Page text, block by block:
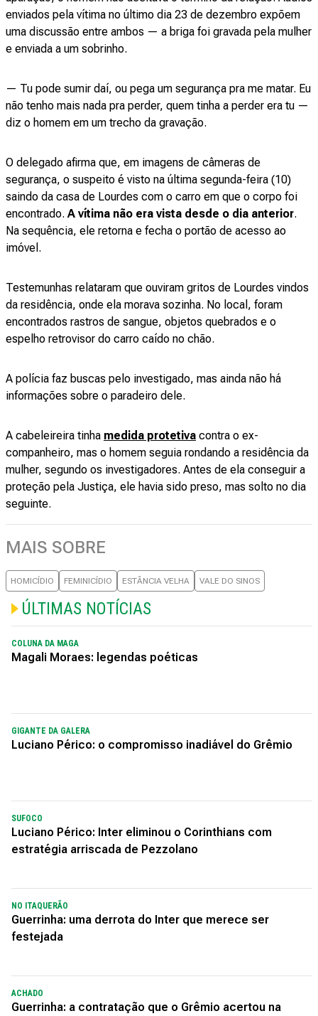
enviados pela vítima no último dia 23 de dezembro expõem
uma discussão entre ambos — a briga foi gravada pela mulher
e enviada a um sobrinho.
— Tu pode sumir daí, ou pega um segurança pra me matar. Eu
não tenho mais nada pra perder, quem tinha a perder era tu —
diz o homem em um trecho da gravação.
O delegado afirma que, em imagens de câmeras de
segurança, o suspeito é visto na última segunda-feira (10)
saindo da casa de Lourdes com o carro em que o corpo foi
encontrado. A vítima não era vista desde o dia anterior.
Na sequência, ele retorna e fecha o portão de acesso ao
imóvel.
Testemunhas relataram que ouviram gritos de Lourdes vindos
da residência, onde ela morava sozinha. No local, foram
encontrados rastros de sangue, objetos quebrados e o
espelho retrovisor do carro caído no chão.
A polícia faz buscas pelo investigado, mas ainda não há
informações sobre o paradeiro dele.
A cabeleireira tinha medida protetiva contra o ex-
companheiro, mas o homem seguia rondando a residência da
mulher, segundo os investigadores. Antes de ela conseguir a
proteção pela Justiça, ele havia sido preso, mas solto no dia
seguinte.
MAIS SOBRE
HOMICÍDIO FEMINICÍDIO ESTÂNCIA VELHA VALE DO SINOS
ÚLTIMAS NOTÍCIAS
COLUNA DA MAGA
Magali Moraes: legendas poéticas
GIGANTE DA GALERA
Luciano Périco: o compromisso inadiável do Grêmio
SUFOCO
Luciano Périco: Inter eliminou o Corinthians com
estratégia arriscada de Pezzolano
NO ITAQUERÃO
Guerrinha: uma derrota do Inter que merece ser
festejada
ACHADO
Guerrinha: a contratação que o Grêmio acertou na